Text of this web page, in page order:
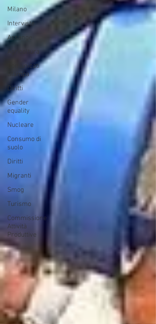
Milano
Interviste
Assange
Agricoltura
Comunicati
Stampa
Diritti
Gender
equality
Nucleare
Consumo di
suolo
Diritti
Migranti
Smog
Turismo
Commissione
Attività
Produttive